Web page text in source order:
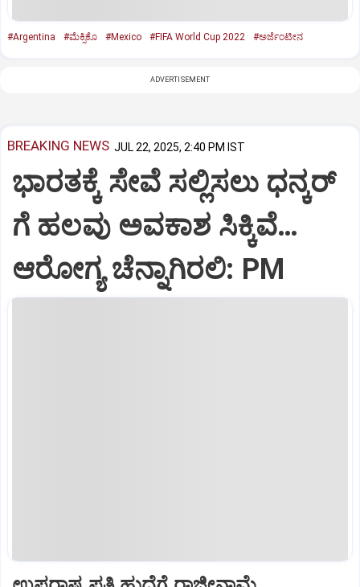
#Argentina #ಮೆಕ್ಸಿಕೊ #Mexico #FIFA World Cup 2022 #ಅರ್ಜೆಂಟೀನ
ADVERTISEMENT
BREAKING NEWS JUL 22, 2025, 2:40 PM IST
ಭಾರತಕ್ಕೆ ಸೇವೆ ಸಲ್ಲಿಸಲು ಧನ್ಕರ್‌
ಗೆ ಹಲವು ಅವಕಾಶ ಸಿಕ್ಕಿವೆ…
ಆರೋಗ್ಯ ಚೆನ್ನಾಗಿರಲಿ: PM